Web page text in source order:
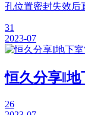
孔位置密封失效
31
2023-07
恒久分享‖
26